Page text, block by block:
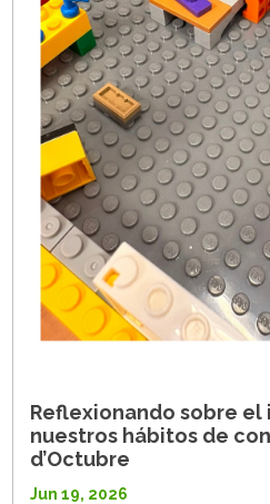
Reflexionando sobre el
nuestros hábitos de
d’Octubre
Jun 19, 2026